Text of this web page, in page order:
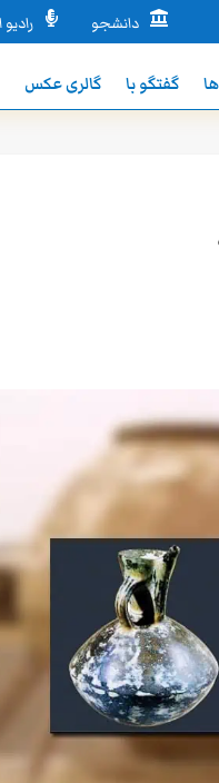
 دانشجو 
گفتگو با گالری عکس